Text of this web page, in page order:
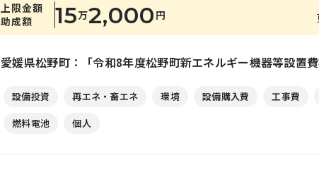
上限金額
助成額
15万2,000 円
愛媛県松野町：「令和8年度松野町新エネルギー機器等設置費
設備投資 再エネ・畜エネ 環境 設備購入費 工事費
燃料電池
個人